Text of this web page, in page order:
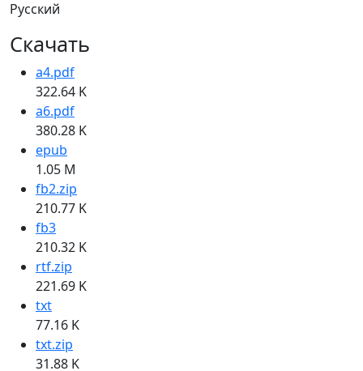
Русский
Скачать
a4.pdf
322.64 K
a6.pdf
380.28 K
epub
1.05 M
fb2.zip
210.77 K
fb3
210.32 K
rtf.zip
221.69 K
txt
77.16 K
txt.zip
31.88 K